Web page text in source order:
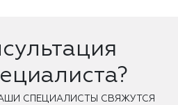
СПЕЦИАЛИСТЫ СВЯЖУТСЯ